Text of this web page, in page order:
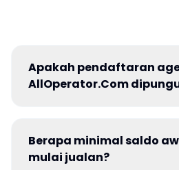
Apakah pendaftaran
AllOperator.Com
Berapa minimal saldo
mulai jualan?